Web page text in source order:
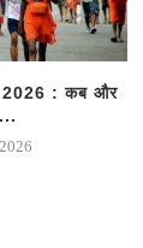
2026 : कब और